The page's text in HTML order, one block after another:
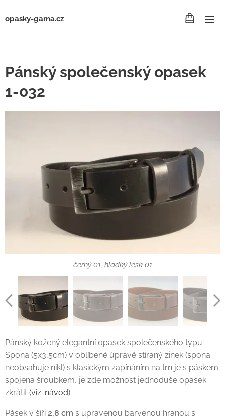
opasky-gama.cz
Pánský společenský opasek
1-032
černý 01, hladký lesk 01
tmavě hnědý 02, hladký lesk 01
středně hnědý (koňak) 03, hladký lesk 01
černý 01, hladký mat 02
Pánský kožený elegantní opasek společenského typu.
Spona (5x3,5cm) v oblíbené úpravě stíraný zinek (spona
neobsahuje nikl) s klasickým zapínáním na trn je s páskem
spojena šroubkem, je zde možnost jednoduše opasek
zkrátit (viz. návod).
Pásek v šíři 2,8 cm s upravenou barvenou hranou s